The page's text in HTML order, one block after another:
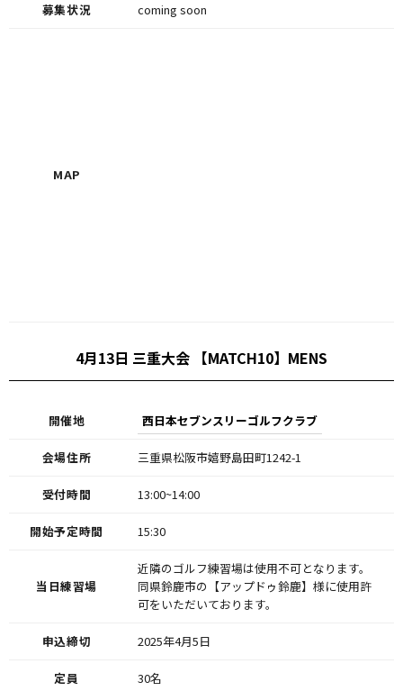
募集状況 coming soon
MAP
4月13日 三重大会 【MATCH10】MENS
開催地 西日本セブンスリーゴルフクラブ
会場住所 三重県松阪市嬉野島田町1242-1
受付時間 13:00~14:00
開始予定時間 15:30
当日練習場
近隣のゴルフ練習場は使用不可となります。
同県鈴鹿市の【アップドゥ鈴鹿】様に使用許
可をいただいております。
申込締切 2025年4月5日
定員 30名